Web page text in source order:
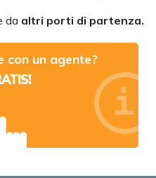
da altri porti di partenza.
con un agente?